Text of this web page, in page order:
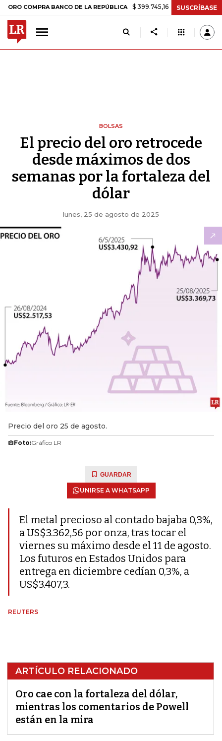
BANCO DE LA REPÚBLICA $ 399.745,16 +$ 2.295,71 +0,58%
SUSCRÍBASE
BOLSAS
El precio del oro retrocede
desde máximos de dos
semanas por la fortaleza del
dólar
lunes, 25 de agosto de 2025
Precio del oro 25 de agosto.
Foto:Gráfico LR
GUARDAR
UNIRSE A WHATSAPP
El metal precioso al contado bajaba 0,3%,
a US$3.362,56 por onza, tras tocar el
viernes su máximo desde el 11 de agosto.
Los futuros en Estados Unidos para
entrega en diciembre cedían 0,3%, a
US$3.407,3.
REUTERS
ARTÍCULO RELACIONADO
Oro cae con la fortaleza del dólar,
mientras los comentarios de Powell
están en la mira